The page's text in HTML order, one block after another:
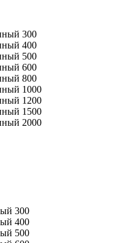
300
400
500
600
800
1000
1200
1500
2000
300
400
500